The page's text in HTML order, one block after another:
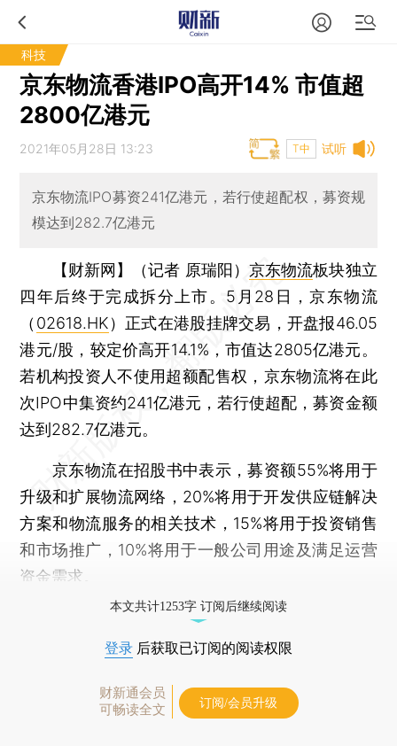
科技
京东物流香港IPO高开14% 市值超
2800亿港元
试听
2021年05月28日 13:23 T中
京东物流IPO募资241亿港元，若行使超配权，募资规
模达到282.7亿港元
【财新网】（记者 原瑞阳） 京东物流板块独立
四年后终于完成拆分上市。5月28日，京东物流
（ 02618.HK）正式在港股挂牌交易，开盘报46.05
港元/股，较定价高开14.1%，市值达2805亿港元。
若机构投资人不使用超额配售权，京东物流将在此
次IPO中集资约241亿港元，若行使超配，募资金额
达到282.7亿港元。
京东物流在招股书中表示，募资额55%将用于
升级和扩展物流网络，20%将用于开发供应链解决
方案和物流服务的相关技术，15%将用于投资销售
和市场推广，10%将用于一般公司用途及满足运营
资金需求。
本文共计1253字 订阅后继续阅读
登录 后获取已订阅的阅读权限
财新通会员
可畅读全文
订阅/会员升级